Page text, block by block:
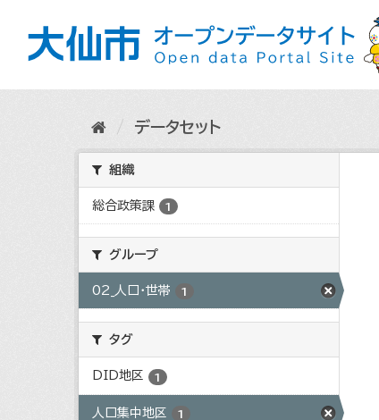
データセット
組織
総合政策課 1
グループ
02_人口・世帯 1
タグ
DID地区 1
人口集中地区 1